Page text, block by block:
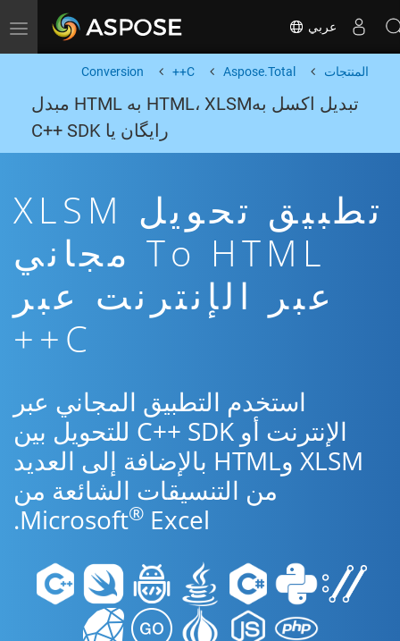
Toggle navigation عربي
المنتجات Aspose.Total
C++
Conversion
تبدیل اکسل بهHTML، XLSM به HTML مبدل
رایگان یا C++ SDK
تطبيق تحويل XLSM
To HTML مجاني
عبر الإنترنت عبر
C++
استخدم التطبيق المجاني عبر
الإنترنت أو C++ SDK للتحويل بين
XLSM وHTML بالإضافة إلى العديد
من التنسيقات الشائعة من
Microsoft® Excel.